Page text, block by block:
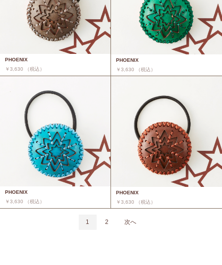
PHOENIX
￥3,630 （税込）
PHOENIX
￥3,630 （税込）
PHOENIX
￥3,630 （税込）
PHOENIX
￥3,630 （税込）
1 2 次へ